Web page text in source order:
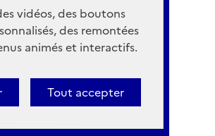
vidéos, des boutons
des remontées
animés et interactifs.
Tout accepter